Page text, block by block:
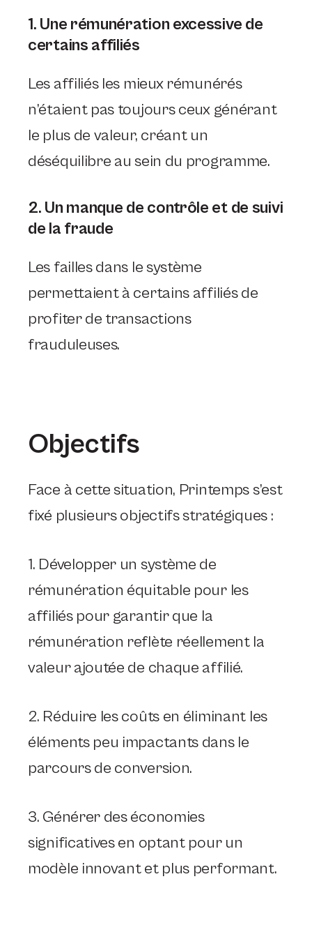
1. Une rémunération excessive de
certains affiliés
Les affiliés les mieux rémunérés
n’étaient pas toujours ceux générant
le plus de valeur, créant un
déséquilibre au sein du programme.
2. Un manque de contrôle et de suivi
de la fraude
Les failles dans le système
permettaient à certains affiliés de
profiter de transactions
frauduleuses.
Objectifs
Face à cette situation, Printemps s’est
fixé plusieurs objectifs stratégiques :
1. Développer un système de
rémunération équitable pour les
affiliés pour garantir que la
rémunération reflète réellement la
valeur ajoutée de chaque affilié.
2. Réduire les coûts en éliminant les
éléments peu impactants dans le
parcours de conversion.
3. Générer des économies
significatives en optant pour un
modèle innovant et plus performant.